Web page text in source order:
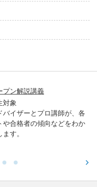
、各
わか